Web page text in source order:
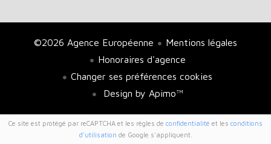
©2026 Agence Européenne
Mentions légales
Honoraires d'agence
Changer ses préférences cookies
Design by Apimo™
Ce site est protégé par reCAPTCHA et les règles de confidentialité et les conditions
d'utilisation de Google s'appliquent.